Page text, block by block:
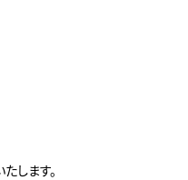
します。